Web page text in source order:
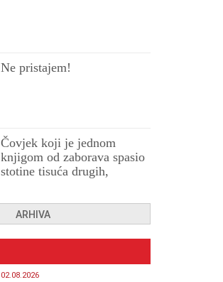
Ne pristajem!
Čovjek koji je jednom
knjigom od zaborava spasio
stotine tisuća drugih,
ARHIVA
02.08.2026